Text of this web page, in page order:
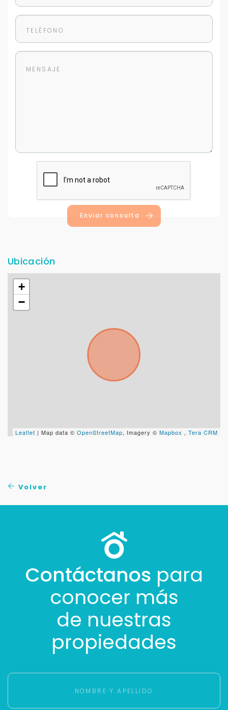
Enviar consulta
Ubicación
+
−
Leaflet | Map data © OpenStreetMap, Imagery © Mapbox , Tera CRM
Volver
Contáctanos para
conocer más
de nuestras
propiedades
Uso exclusivo
Solo los usamos para responder tu consulta.